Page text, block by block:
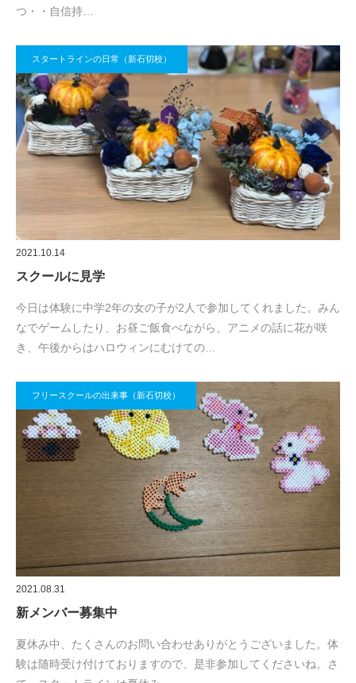
つ・・自信持…
スタートラインの日常（新石切校）
2021.10.14
スクールに見学
今日は体験に中学2年の女の子が2人で参加してくれました。みん
なでゲームしたり、お昼ご飯食べながら、アニメの話に花が咲
き、午後からはハロウィンにむけての…
フリースクールの出来事（新石切校）
2021.08.31
新メンバー募集中
夏休み中、たくさんのお問い合わせありがとうございました。体
験は随時受け付けておりますので、是非参加してくださいね。さ